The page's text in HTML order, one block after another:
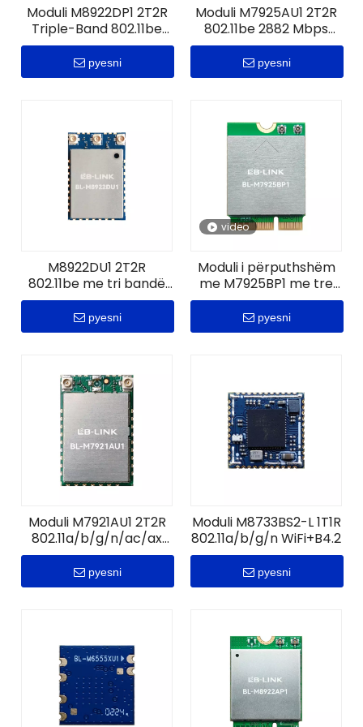
Moduli M8922DP1 2T2R
Triple-Band 802.11be
WiFi 7 | B5.4, Zigbee 3.0
& Thread 1.3
pyesni
Moduli M7925AU1 2T2R
802.11be 2882 Mbps
WiFi 7 + B5.4
pyesni
M8922DU1 2T2R
802.11be me tri bandë
WiFi 7 Zigbee Thread
Modul
pyesni
video
Moduli i përputhshëm
me M7925BP1 me tre
breza 802.11be WiFi 7 +
BT5.4
pyesni
Moduli M7921AU1 2T2R
802.11a/b/g/n/ac/ax
WiFi+B5.2
pyesni
Moduli M8733BS2-L 1T1R
802.11a/b/g/n WiFi+B4.2
pyesni